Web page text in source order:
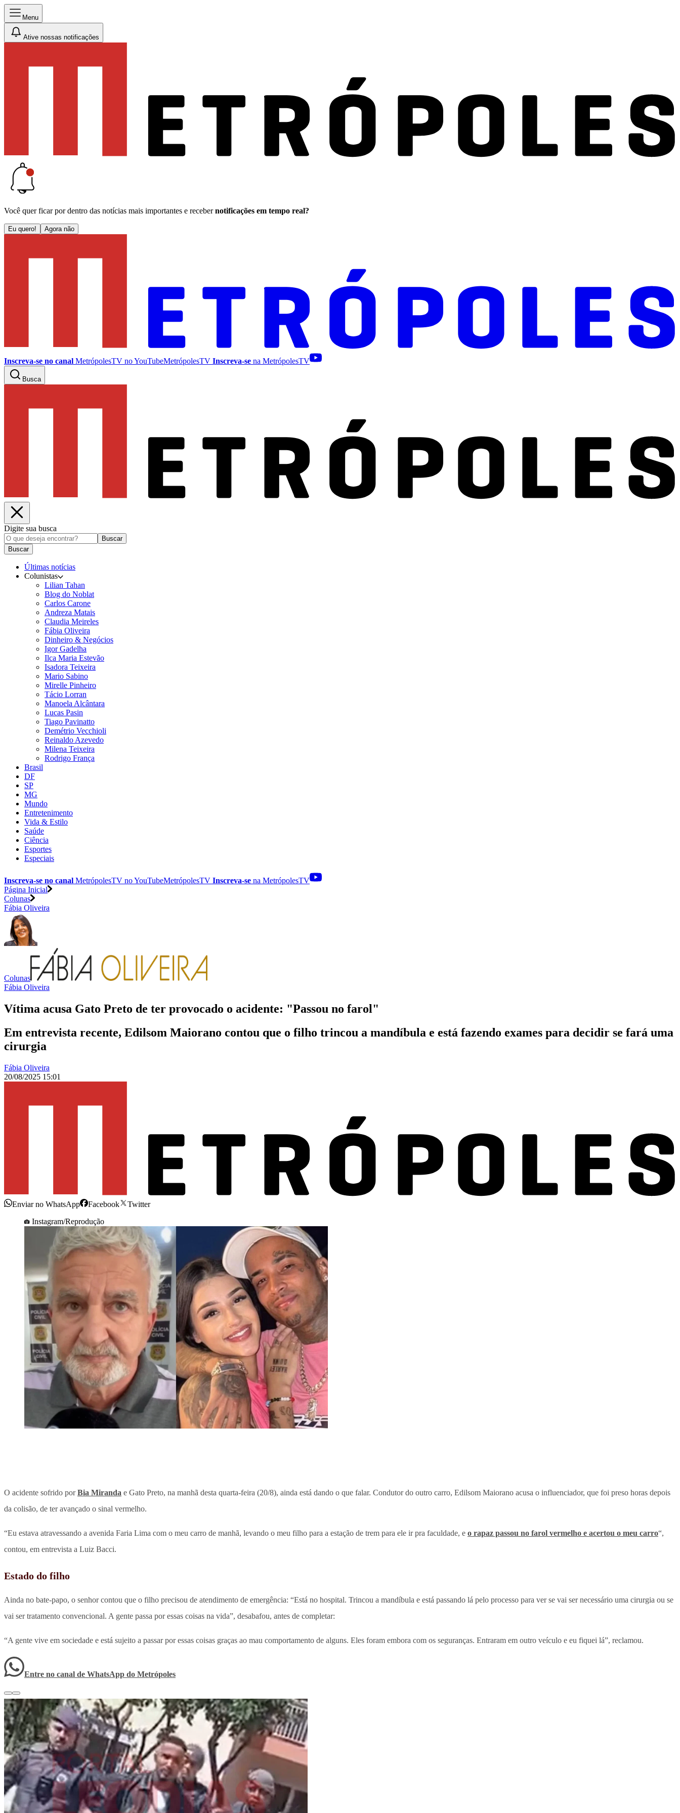
Menu
Ative nossas notificações
Você quer ficar por dentro das notícias mais importantes e receber notificações em tempo real?
Eu quero! Agora não
Inscreva-se no canal MetrópolesTV noYouTubeMetrópolesTV Inscreva-se na MetrópolesTV
Busca
Digite sua busca
Buscar
Buscar
Últimas notícias
Colunistas
Lilian Tahan
Blog do Noblat
Carlos Carone
Andreza Matais
Claudia Meireles
Fábia Oliveira
Dinheiro & Negócios
Igor Gadelha
Ilca Maria Estevão
Isadora Teixeira
Mario Sabino
Mirelle Pinheiro
Tácio Lorran
Manoela Alcântara
Lucas Pasin
Tiago Pavinatto
Demétrio Vecchioli
Reinaldo Azevedo
Milena Teixeira
Rodrigo França
Brasil
DF
SP
MG
Mundo
Entretenimento
Vida & Estilo
Saúde
Ciência
Esportes
Especiais
Inscreva-se no canal MetrópolesTV noYouTubeMetrópolesTV Inscreva-se na MetrópolesTV
Página Inicial
Colunas
Fábia Oliveira
Colunas
Fábia Oliveira
Vítima acusa Gato Preto de ter provocado o acidente: "Passou no farol"
Em entrevista recente, Edilsom Maiorano contou que o filho trincou a mandíbula e está fazendo exames para decidir se fará uma
cirurgia
Fábia Oliveira
20/08/2025 15:01
Enviar no WhatsApp Facebook
Twitter
Instagram/Reprodução
O acidente sofrido porBia Miranda e Gato Preto, na manhã desta quarta-feira (20/8), ainda está dando o que falar. Condutor do outro carro, Edilsom Maiorano acusa o influenciador, que foi preso horas depois
da colisão, de ter avançado o sinal vermelho.
“Eu estava atravessando a avenida Faria Lima com o meu carro de manhã, levando o meu filho para a estação de trem para ele ir pra faculdade, e o rapaz passou no farol vermelho e acertou o meu carro“,
contou, em entrevista a Luiz Bacci.
Estado do filho
Ainda no bate-papo, o senhor contou que o filho precisou de atendimento de emergência: “Está no hospital. Trincou a mandíbula e está passando lá pelo processo para ver se vai ser necessário uma cirurgia ou se
vai ser tratamento convencional. A gente passa por essas coisas na vida”, desabafou, antes de completar:
“A gente vive em sociedade e está sujeito a passar por essas coisas graças ao mau comportamento de alguns. Eles foram embora com os seguranças. Entraram em outro veículo e eu fiquei lá”, reclamou.
Entre no canal de WhatsApp do Metrópoles